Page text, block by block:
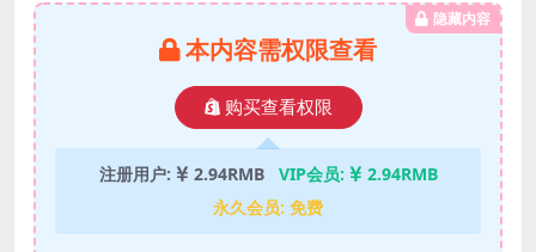
隐藏内容
本内容需权限查看
购买查看权限
注册用户: 2.94RMB VIP会员:
2.94RMB
永久会员: 免费